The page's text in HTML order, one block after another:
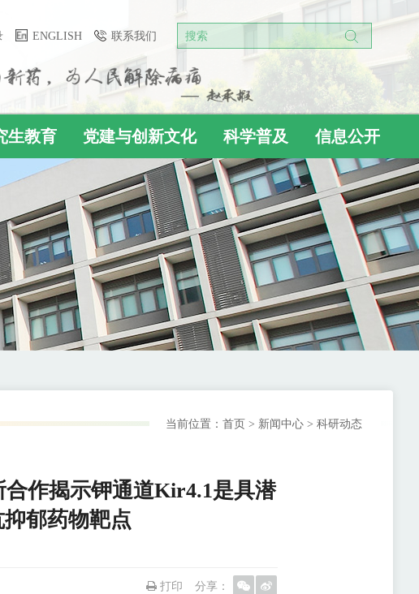
ENGLISH 联系我们 搜索
生教育 党建与创新文化 科学普及 信息公开
当前位置： 首页 > 新闻中心 > 科研动态
合作揭示钾通道Kir4.1是具潜
郁药物靶点
分享：
打印